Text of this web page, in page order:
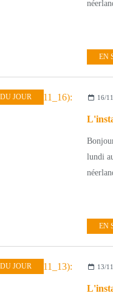
EN
JOUR 16/
lundi
EN
JOUR 13/